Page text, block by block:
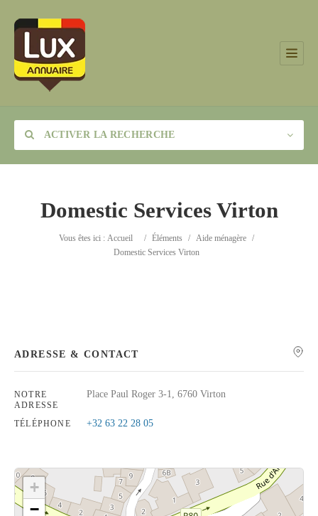
ACTIVER LA RECHERCHE
Catégorie
Rechercher
Domestic Services Virton
Vous êtes ici : Accueil / Éléments / Aide ménagère
/
Domestic Services Virton
ADRESSE & CONTACT
NOTRE
ADRESSE
Place Paul Roger 3-1, 6760 Virton
TÉLÉPHONE +32 63 22 28 05
+
−